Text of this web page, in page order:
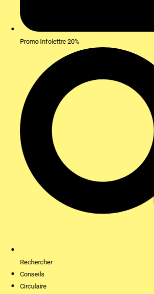
Promo Infolettre 20%
Rechercher
Conseils
Circulaire